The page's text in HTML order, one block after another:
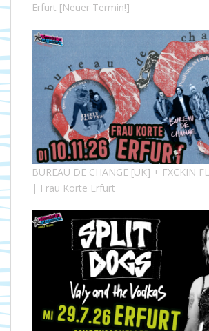
Erfurt [Neuer Termin!]
BUREAU DE CHANGE [UK] + FXCKIN
| Frau Korte Erfurt